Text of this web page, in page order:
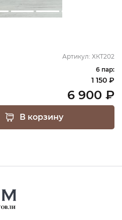
Артикул: ХКТ202
6 пар:
1 150 ₽
6 900 ₽
В корзину